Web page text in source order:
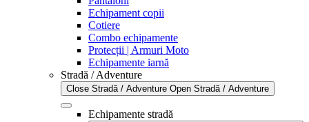
Echipament copii
Cotiere
Combo echipamente
Protecții | Armuri Moto
Echipamente iarnă
Stradă / Adventure
Close Stradă / Adventure Open Stradă / Adventure
Echipamente stradă